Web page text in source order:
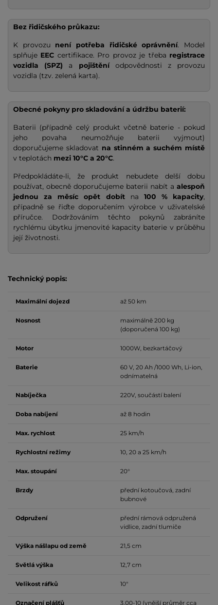
Bez řidičského průkazu:
K provozu není potřeba řidičské oprávnění. Model
splňuje EEC certifikace. Pro provoz je třeba registrace
vozidla (SPZ) a pojištění odpovědnosti z provozu
vozidla (tzv. zelená karta).
Obecné pokyny pro skladování a údržbu baterií:
Baterii (případně celý produkt včetně baterie - pokud
jeho povaha neumožňuje baterii vyjmout)
doporučujeme skladovat na stinném a suchém místě
v teplotách mezi 10°C a 20°C.
Předpokládáte-li, že produkt nebudete delší dobu
používat, obecně doporučujeme baterii nabít a alespoň
jednou za měsíc opět dobítna 100 % kapacity,
případně se řiďte doporučením výrobce v uživatelské
příručce. Dodržováním těchto pokynů zabráníte
rychlému úbytku jmenovité kapacity baterie v průběhu
její životnosti.
Technický popis:
Maximální dojezd až 50 km
Nosnost
maximálně 200 kg
(doporučená 100 kg)
Motor 1000W, bezkartáčový
Baterie
60 V, 20 Ah /1000 Wh, Li-ion,
odnímatelná
Nabíječka 220V, součástí balení
Doba nabíjení až 8 hodin
Max. rychlost 25 km/h
Rychlostní režimy 10, 20 a 25 km/h
Max. stoupání 20°
Brzdy
přední kotoučová, zadní
bubnové
Odpružení
přední rámová odpružená
vidlice, zadní tlumiče
Výška nášlapu od země 21,5 cm
Světlá výška 12,7 cm
Velikost ráfků 10"
Označení plášťů 3,00-10 (vnější průměr cca